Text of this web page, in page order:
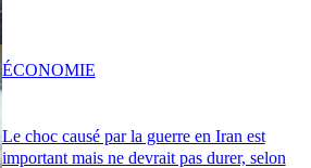
Le choc causé par la guerre en Iran est
important mais ne devrait pas durer, selon
ÉCONOMIE